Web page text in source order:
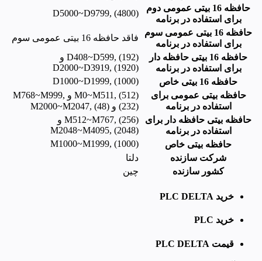
حافظه 16 بیتی عمومی دوم
برای استفاده در برنامه
D5000~D9799, (4800)
حافظه 16 بیتی عمومی سوم
برای استفاده در برنامه
فاقد حافظه 16 بیتی عمومی سوم
حافظه 16 بیتی حافظه دار
برای استفاده در برنامه
D408~D599, (192) و
D2000~D3919, (1920)
حافظه 16 بیتی خاص
D1000~D1999, (1000)
حافظه بیتی عمومی برای
استفاده در برنامه
M0~M511, (512) و M768~M999,
(232) و M2000~M2047, (48)
حافظه بیتی حافظه دار برای
استفاده در برنامه
M512~M767, (256) و
M2048~M4095, (2048)
حافظه بیتی خاص
M1000~M1999, (1000)
شرکت سازنده
دلتا
کشور سازنده
چین
خرید PLC DELTA
خرید PLC
قیمت PLC DELTA